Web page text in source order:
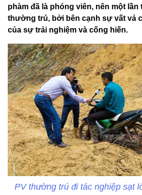
phàm đã là phóng viên, nên một
thường trú, bởi bên cạnh sự vất vả
của sự trải nghiệm và cống hiến.
PV thường trú đi tác nghiệp sạt